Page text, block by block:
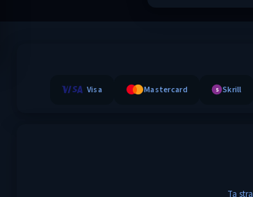
Visa Mastercard S Skrill
Ta